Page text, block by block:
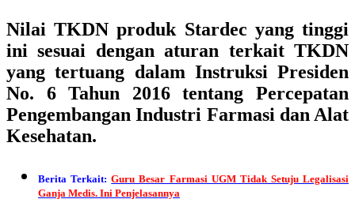
Nilai TKDN produk Stardec yang tinggi
ini sesuai dengan aturan terkait TKDN
yang tertuang dalam Instruksi Presiden
No. 6 Tahun 2016 tentang Percepatan
Pengembangan Industri Farmasi dan Alat
Kesehatan.
Berita Terkait: Guru Besar Farmasi UGM Tidak Setuju Legalisasi
Ganja Medis. Ini Penjelasannya